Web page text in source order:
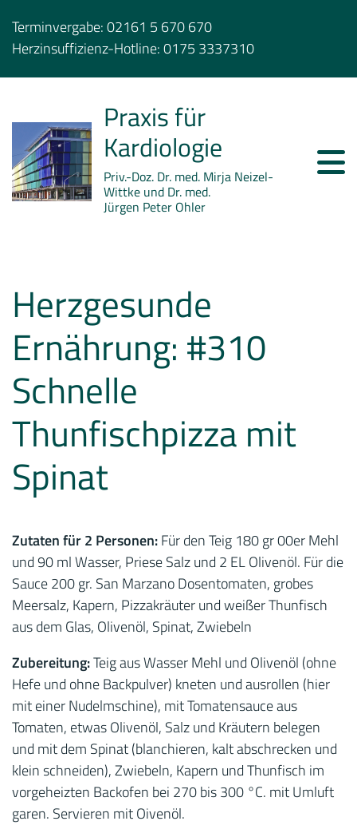
Terminvergabe:02161 5 670 670
Herzinsuffizienz-Hotline:0175 3337310
Praxis für
Kardiologie
Priv.-Doz. Dr. med. Mirja Neizel-
Wittke und Dr. med.
Jürgen Peter Ohler
Herzgesunde
Ernährung: #310
Schnelle
Thunfischpizza mit
Spinat
Zutaten für 2 Personen:Für den Teig 180 gr 00er Mehl
und 90 ml Wasser, Priese Salz und 2 EL Olivenöl. Für die
Sauce 200 gr. San Marzano Dosentomaten, grobes
Meersalz, Kapern, Pizzakräuter und weißer Thunfisch
aus dem Glas, Olivenöl, Spinat, Zwiebeln
Zubereitung:Teig aus Wasser Mehl und Olivenöl (ohne
Hefe und ohne Backpulver) kneten und ausrollen (hier
mit einer Nudelmschine), mit Tomatensauce aus
Tomaten, etwas Olivenöl, Salz und Kräutern belegen
und mit dem Spinat (blanchieren, kalt abschrecken und
klein schneiden), Zwiebeln, Kapern und Thunfisch im
vorgeheizten Backofen bei 270 bis 300 °C. mit Umluft
garen. Servieren mit Oivenöl.